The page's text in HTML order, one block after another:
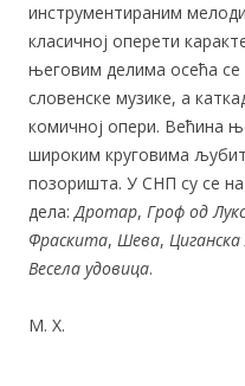
инструментираним
класичној оперети
његовим делима осећа се
словенске музике, а
комичној опери. Већина
широким круговима
позоришта. У СНП су се
дела:Дротар, Гроф од
Фраскита, Шева,
Весела удовица.
М. Х.